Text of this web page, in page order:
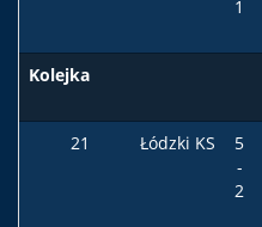
1
Kolejka
21 Łódzki KS
5
-
2